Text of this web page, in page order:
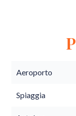
Aeroporto
Spiaggia